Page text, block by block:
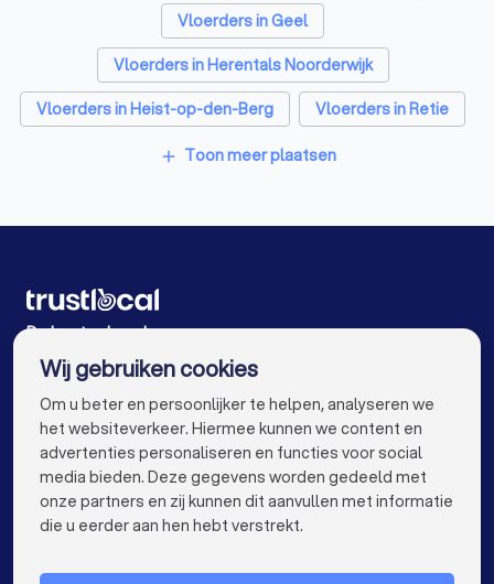
Vloerders in Geel
Vloerders in Herentals Noorderwijk
Vloerders in Heist-op-den-Berg
Vloerders in Retie
Vloerders in Herenthout
Vloerders in Leuven
Vloerders in Mechelen
Vloerders in Kortrijk
Vloerders in Hasselt
Vloerders in Sint-Niklaas
Vloerders in Genk
Vloerders in Roeselare
Vloerders in Beveren
Vloerders in Dendermonde
Vloerders in Beringen
Vloerders in Dilbeek
add Toon meer plaatsen
De beste vloerders voor u
VOOR PARTICULIEREN keyboard_arrow_down
Wij gebruiken cookies
Om u beter en persoonlijker te helpen, analyseren we
het websiteverkeer. Hiermee kunnen we content en
advertenties personaliseren en functies voor social
media bieden. Deze gegevens worden gedeeld met
onze partners en zij kunnen dit aanvullen met informatie
die u eerder aan hen hebt verstrekt.